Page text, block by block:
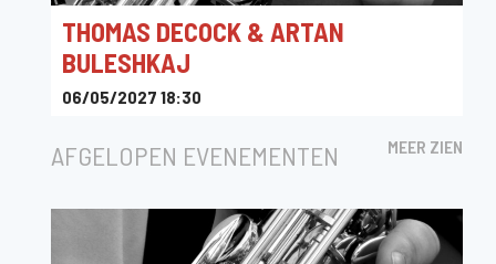
THOMAS DECOCK & ARTAN
BULESHKAJ
06/05/2027 18:30
AFGELOPEN EVENEMENTEN MEER ZIEN